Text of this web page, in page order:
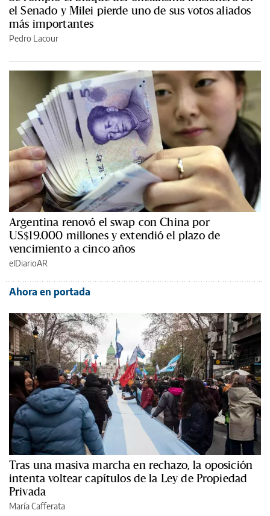
el Senado y Milei pierde uno de sus votos aliados
más importantes
Pedro Lacour
Argentina renovó el swap con China por
US$19.000 millones y extendió el plazo de
vencimiento a cinco años
elDiarioAR
Ahora en portada
Tras una masiva marcha en rechazo, la oposición
intenta voltear capítulos de la Ley de Propiedad
Privada
María Cafferata